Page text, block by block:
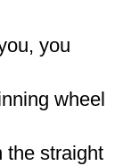
you
wheel
the straight